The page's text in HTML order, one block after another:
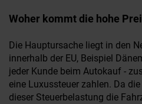
Woher kommt die hohe
Die Hauptursache liegt in den
innerhalb der EU, Beispiel
jeder Kunde beim Autokauf -
eine Luxussteuer zahlen. Da
dieser Steuerbelastung die